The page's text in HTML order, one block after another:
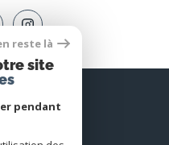
reste là
site
pendant